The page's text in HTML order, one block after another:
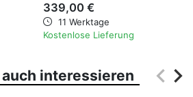
339,00 €
11 Werktage
Kostenlose Lieferung
interessieren keyboard_arrow_left
keyboard_arrow_right